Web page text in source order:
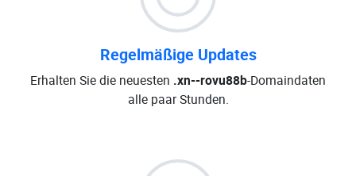
Regelmäßige Updates
Erhalten Sie die neuesten .xn--rovu88b-Domaindaten
alle paar Stunden.